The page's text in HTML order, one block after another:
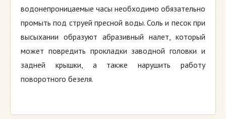
водонепроницаемые часы необходимо обязательно
промыть под струей пресной воды. Соль и песок при
высыхании образуют абразивный налет, который
может повредить прокладки заводной головки и
задней крышки, а также нарушить работу
поворотного безеля.